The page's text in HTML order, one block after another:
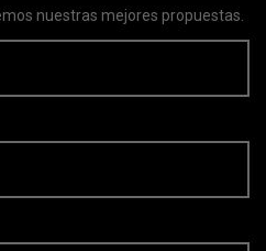
nuestras mejores propuestas.